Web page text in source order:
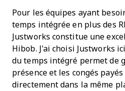
Pour les équipes ayant
temps intégrée en plus des
Justworks constitue une
Hibob. J'ai choisi Justworks
du temps intégré permet de
présence et les congés
directement dans la même